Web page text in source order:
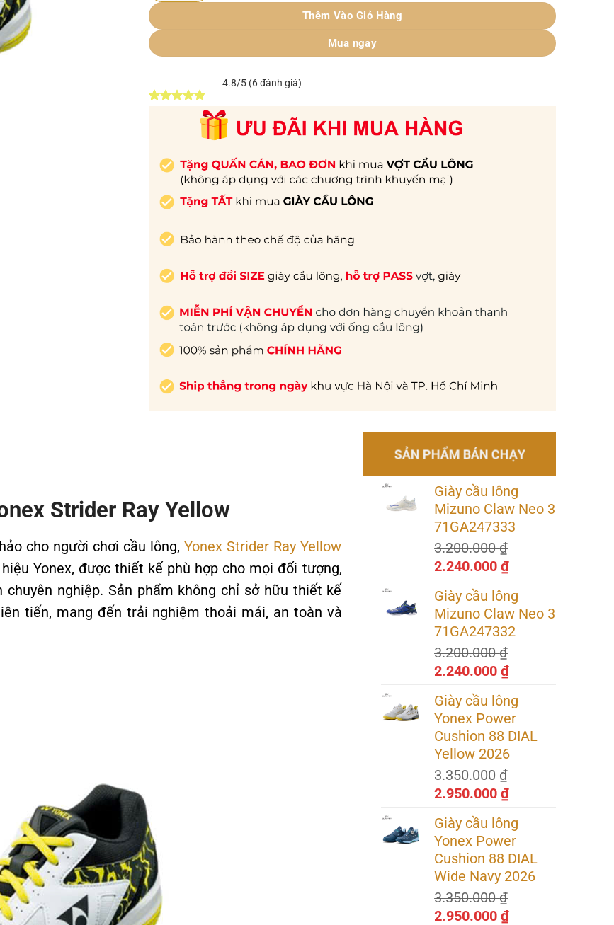
Thêm Vào Giỏ Hàng
Mua ngay
4.8/5 (6 đánh giá)
Strider Ray Yellow
cho người chơi cầu lông,Yonex Strider Ray Yellow
Yonex, được thiết kế phù hợp cho mọi đối tượng,
nghiệp. Sản phẩm không chỉ sở hữu thiết kế
tiến, mang đến trải nghiệm thoải mái, an toàn và
SẢN PHẨM BÁN CHẠY
Giày cầu lông
Mizuno Claw Neo 3
71GA247333
3.200.000₫
Giá
là:
3.200.000 ₫.
2.240.000₫Giá
tại
là:
2.240.000 ₫.
Giày cầu lông
Mizuno Claw Neo 3
71GA247332
3.200.000₫
Giá
là:
3.200.000 ₫.
2.240.000₫Giá
tại
là:
2.240.000 ₫.
Giày cầu lông
Yonex Power
Cushion 88 DIAL
Yellow 2026
3.350.000₫
Giá
là:
3.350.000 ₫.
2.950.000₫Giá
tại
là:
2.950.000 ₫.
Giày cầu lông
Yonex Power
Cushion 88 DIAL
Wide Navy 2026
3.350.000₫
Giá
2.950.000₫Giá